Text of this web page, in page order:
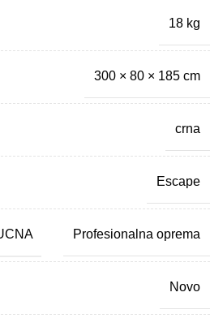
18 kg
300 × 80 × 185 cm
crna
Escape
Profesionalna oprema
Novo